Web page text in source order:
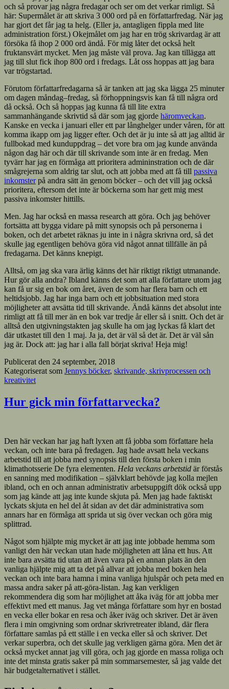
och så provar jag några fredagar och ser om det verkar rimligt. Så
här: Supermålet är att skriva 3 000 ord på en författarfredag. När jag
har gjort det får jag ta helg. (Eller ja, antagligen fippla med lite
administration först.) Okejmålet om jag har en trög skrivardag är att
försöka få ihop 2 000 ord ändå. För mig låter det också helt
fruktansvärt mycket. Men jag måste väl prova. Jag kan tillägga att
jag till slut fick ihop 800 ord i fredags. Låt oss hoppas att jag bara
var trögstartad.
Förutom författarfredagarna så är tanken att jag ska lägga 25 minuter
om dagen måndag–fredag, så förhoppningsvis kan få till några ord
då också. Och så hoppas jag kunna få till lite extra
sammanhängande skrivtid så där som jag gjorde häromveckan.
Kanske en vecka i januari eller ett par långhelger under våren, för att
komma ikapp om jag ligger efter. Och det är ju inte så att jag alltid är
fullbokad med kunduppdrag – det vore bra om jag kunde använda
någon dag här och där till skrivande som inte är en fredag. Men
tyvärr har jag en förmåga att prioritera admininstration och de där
smågrejerna som aldrig tar slut, och att jobba med att få till passiva
inkomsterpå andra sätt än genom böcker – och det vill jag också
prioritera, eftersom det inte är böckerna som har gett mig mest
passiva inkomster hittills.
Men. Jag har också en massa research att göra. Och jag behöver
fortsätta att bygga vidare på mitt synopsis och på personerna i
boken, och det arbetet räknas ju inte in i några skrivna ord, så det
skulle jag egentligen behöva göra vid något annat tillfälle än på
fredagarna. Det känns knepigt.
Alltså, om jag ska vara ärlig känns det här riktigt riktigt utmanande.
Hur gör alla andra? Ibland känns det som att alla författare utom jag
kan få ur sig en bok om året, även de som har flera barn och ett
heltidsjobb. Jag har inga barn och ett jobbsituation med stora
möjligheter att avsätta tid till skrivande. Ändå känns det absolut inte
rimligt att få till mer än en bok var tredje år eller så i snitt. Och det är
alltså den utgivningstakten jag skulle ha om jag lyckas få klart det
där utkastet till den 1 maj. Ja ja, det är väl så det är. Det är väl sån
jag är. Dock att: jag har i alla fall börjat skriva! Heja mig!
Publicerat den 24 september, 2018
Kategoriserat som Jennys böcker, skrivande, skrivprocessen och
kreativitet
Hur gick min författarvecka?
Den här veckan har jag haft lyxen att få jobba som författare hela
veckan, och inte bara på fredagen. Jag hade avsatt hela veckans
arbetstid till att jobba med synopsis till den första boken i min
klimathotsserie De fyra elementen. Hela veckans arbetstid är förstås
en sanning med modifikation – självklart behövde jag kolla mejlen
ibland, och en och annan administrativ arbetsuppgift dök också upp
som jag kände att jag inte kunde skjuta på. Men jag hade faktiskt
lyckats skjuta en hel del åt sidan av det där administrativa som
annars har en förmåga att sprida ut sig över veckan och göra mig
splittrad.
Något som hjälpte mig mycket är att jag inte jobbade hemma som
vanligt den här veckan utan hade möjligheten att låna ett hus. Att
inte bara avsätta tid utan att även vara på en annan plats än den
vanliga hjälpte mig att ta det på allvar att jobba med boken hela
veckan och inte bara hamna i mina vanliga hjulspår och peta med en
massa andra saker på att-göra-listan. Jag kan verkligen
rekommendera dig som har möjlighet att åka iväg för att jobba mer
effektivt med ett manus. Jag vet många författare som hyr en bostad
en vecka eller bokar en resa och åker iväg och skriver. Det är även
flera i min omgivning som ordnar skrivretreater ibland, där flera
författare samlas på ett ställe i en vecka eller så och skriver. Det
verkar superbra, och det skulle jag verkligen gärna göra. Men det är
också mycket annat jag vill göra, och jag gjorde en massa roliga och
inte det minsta gratis saker på min sommarsemester, så jag valde det
här budgetalternativet i stället.